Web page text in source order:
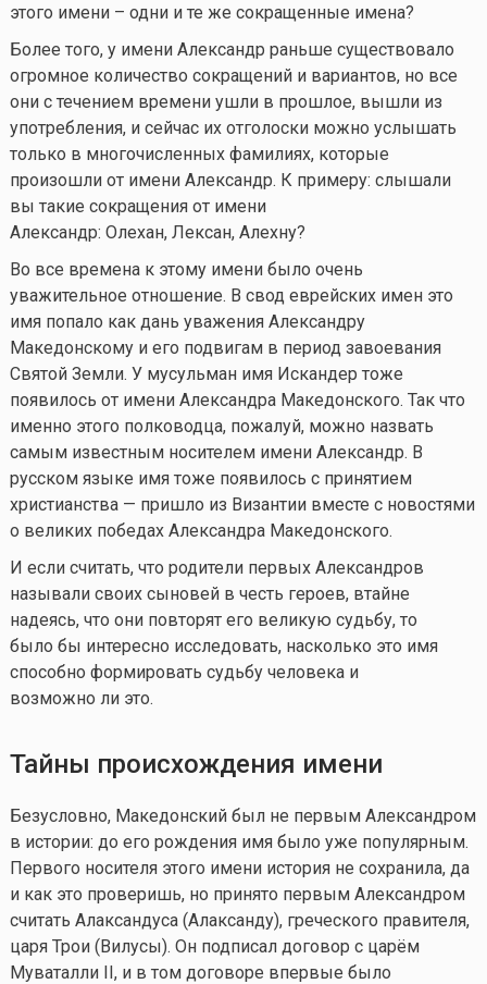
этого имени – одни и те же сокращенные имена?
Более того, у имени Александр раньше существовало
огромное количество сокращений и вариантов, но все
они с течением времени ушли в прошлое, вышли из
употребления, и сейчас их отголоски можно услышать
только в многочисленных фамилиях, которые
произошли от имени Александр. К примеру: слышали
вы такие сокращения от имени
Александр: Олехан, Лексан, Алехну?
Во все времена к этому имени было очень
уважительное отношение. В свод еврейских имен это
имя попало как дань уважения Александру
Македонскому и его подвигам в период завоевания
Святой Земли. У мусульман имя Искандер тоже
появилось от имени Александра Македонского. Так что
именно этого полководца, пожалуй, можно назвать
самым известным носителем имени Александр. В
русском языке имя тоже появилось с принятием
христианства — пришло из Византии вместе с новостями
о великих победах Александра Македонского.
И если считать, что родители первых Александров
называли своих сыновей в честь героев, втайне
надеясь, что они повторят его великую судьбу, то
было бы интересно исследовать, насколько это имя
способно формировать судьбу человека и
возможно ли это.
Тайны происхождения имени
Безусловно, Македонский был не первым Александром
в истории: до его рождения имя было уже популярным.
Первого носителя этого имени история не сохранила, да
и как это проверишь, но принято первым Александром
считать Алаксандуса (Алаксанду), греческого правителя,
царя Трои (Вилусы). Он подписал договор с царём
Муваталли II, и в том договоре впервые было